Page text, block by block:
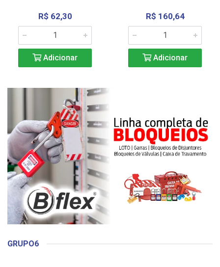
R$ 62,30
Adicionar
R$ 160,64
Adicionar
GRUPO6